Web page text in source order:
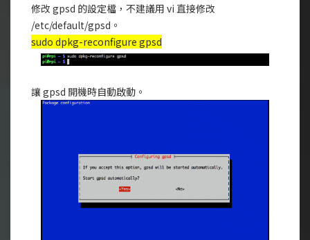
修改 gpsd 的設定檔，不建議用 vi 直接修改
/etc/default/gpsd。
sudo dpkg-reconfigure gpsd
讓 gpsd 開機時自動啟動。